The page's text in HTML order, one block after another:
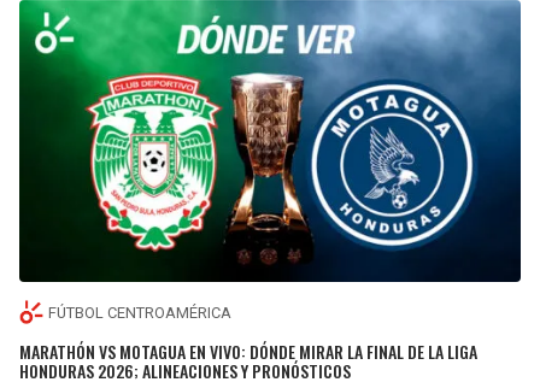
FÚTBOL CENTROAMÉRICA
MARATHÓN VS MOTAGUA EN VIVO: DÓNDE MIRAR LA FINAL DE LA LIGA
HONDURAS 2026; ALINEACIONES Y PRONÓSTICOS